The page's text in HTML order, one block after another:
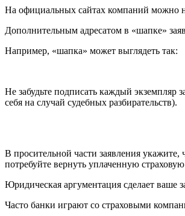
На официальных сайтах компаний можно
Дополнительным адресатом в «шапке»
Например, «шапка» может выглядеть так:
Не забудьте подписать каждый экземпляр
себя на случай судебных разбирательств).
В просительной части заявления укажите,
потребуйте вернуть уплаченную
Юридическая аргументация сделает ваше
Часто банки играют со страховыми